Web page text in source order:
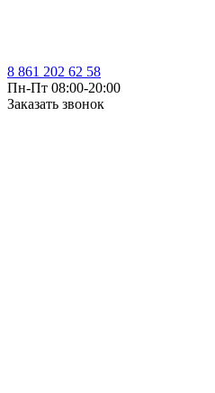
8 861 202 62 58
Пн-Пт 08:00-20:00
Заказать звонок